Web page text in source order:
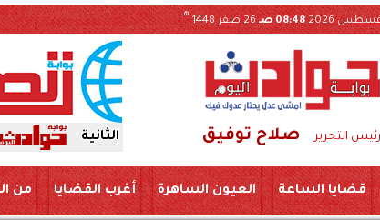
08:48 صـ 26 صفر 1448
هـ
رئيس التحرير صلاح توفيق موظف الثانية
قضايا الساعة العيون الساهرة أغرب القضايا من